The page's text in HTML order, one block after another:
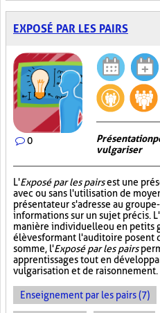
EXPOSÉ PAR LES PAIRS
0
Présentation
vulgariser
L'Exposé par les pairsest une
avec ou sans l'utilisation de
présentateur s'adresse au
informations sur un sujet précis.
manière individuelle ou en petits
élèves formant l'auditoire posent
somme, l'Exposé par les pairs
apprentissages tout en
vulgarisation et de raisonnement.
Enseignement par les pairs (7)